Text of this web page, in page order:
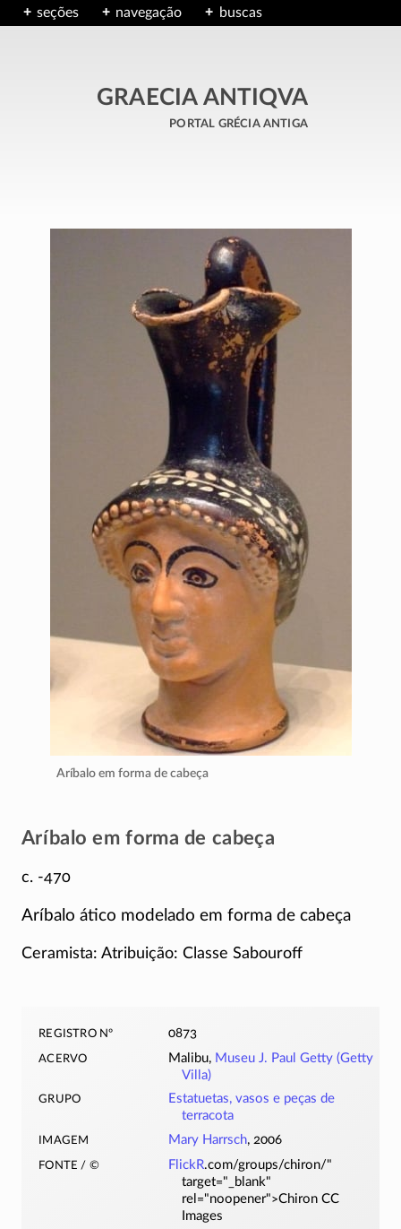
seções navegação buscas
GRAECIA ANTIQVA
portal grécia antiga
Aríbalo em forma de cabeça
Aríbalo em forma de cabeça
c. -470
Aríbalo ático modelado em forma de cabeça
Ceramista: Atribuição: Classe Sabouroff
registro nº 0873
acervo Malibu, Museu J. Paul Getty (Getty
Villa)
grupo
Estatuetas, vasos e peças de
terracota
imagem Mary Harrsch, 2006
fonte / © FlickR.com/groups/chiron/"
target="_blank"
rel="noopener">Chiron CC
Images